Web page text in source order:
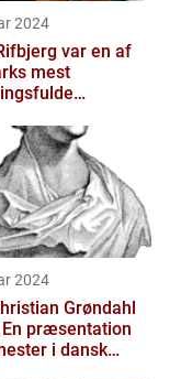
2024
var en af
mest
bøger i l...
2024
Grøndahl
En præsentation
i dansk